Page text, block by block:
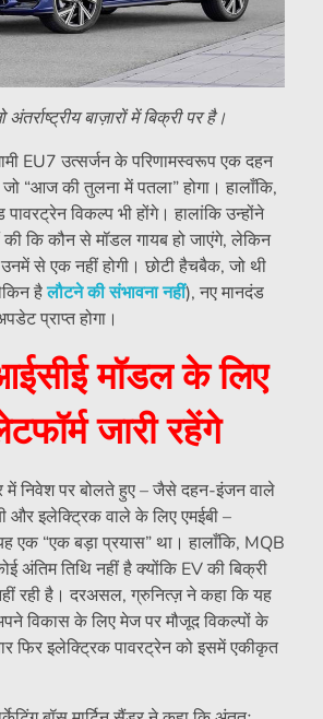
अंतर्राष्ट्रीय बाज़ारों में बिक्री पर है।
EU7 उत्सर्जन के परिणामस्वरूप एक दहन
“आज की तुलना में पतला” होगा। हालाँकि,
विकल्प भी होंगे। हालांकि उन्होंने
की कि कौन से मॉडल गायब हो जाएंगे, लेकिन
उनमें से एक नहीं होगी। छोटी हैचबैक, जो थी
हैलौटने की संभावना नहीं), नए मानदंड
प्राप्त होगा।
मॉडल के लिए
जारी रहेंगे
में निवेश पर बोलते हुए – जैसे दहन-इंजन वाले
और इलेक्ट्रिक वाले के लिए एमईबी –
एक “एक बड़ा प्रयास” था। हालाँकि, MQB
अंतिम तिथि नहीं है क्योंकि EV की बिक्री
रही है। दरअसल, ग्रुनित्ज़ ने कहा कि यह
विकास के लिए मेज पर मौजूद विकल्पों के
फिर इलेक्ट्रिक पावरट्रेन को इसमें एकीकृत